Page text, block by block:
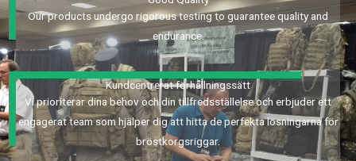
Our products undergo rigorous testing to guarantee quality and
endurance.
Kundcentrerat förhållningssätt
Vi prioriterar dina behov och din tillfredsställelse och erbjuder ett
engagerat team som hjälper dig att hitta de perfekta lösningarna för
bröstkorgsriggar.